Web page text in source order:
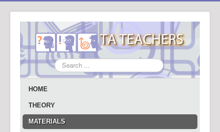
Search
...
HOME
THEORY
MATERIALS